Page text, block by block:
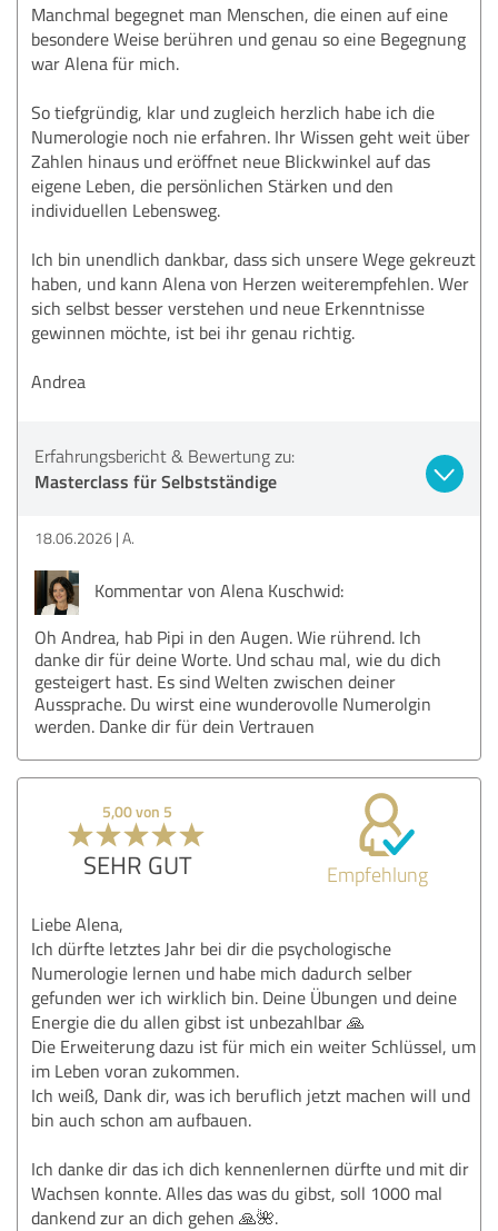
Manchmal begegnet man Menschen, die einen auf eine
besondere Weise berühren und genau so eine Begegnung
war Alena für mich.
So tiefgründig, klar und zugleich herzlich habe ich die
Numerologie noch nie erfahren. Ihr Wissen geht weit über
Zahlen hinaus und eröffnet neue Blickwinkel auf das
eigene Leben, die persönlichen Stärken und den
individuellen Lebensweg.
Ich bin unendlich dankbar, dass sich unsere Wege gekreuzt
haben, und kann Alena von Herzen weiterempfehlen. Wer
sich selbst besser verstehen und neue Erkenntnisse
gewinnen möchte, ist bei ihr genau richtig.
Andrea
Erfahrungsbericht & Bewertung zu:
Masterclass für Selbstständige
18.06.2026 A.
Kommentar von Alena Kuschwid:
Oh Andrea, hab Pipi in den Augen. Wie rührend. Ich
danke dir für deine Worte. Und schau mal, wie du dich
gesteigert hast. Es sind Welten zwischen deiner
Aussprache. Du wirst eine wunderovolle Numerolgin
werden. Danke dir für dein Vertrauen
5,00 von 5
SEHR GUT Empfehlung
Liebe Alena,
Ich dürfte letztes Jahr bei dir die psychologische
Numerologie lernen und habe mich dadurch selber
gefunden wer ich wirklich bin. Deine Übungen und deine
Energie die du allen gibst ist unbezahlbar 🙏
Die Erweiterung dazu ist für mich ein weiter Schlüssel, um
im Leben voran zukommen.
Ich weiß, Dank dir, was ich beruflich jetzt machen will und
bin auch schon am aufbauen.
Ich danke dir das ich dich kennenlernen dürfte und mit dir
Wachsen konnte. Alles das was du gibst, soll 1000 mal
dankend zur an dich gehen 🙏🌺.